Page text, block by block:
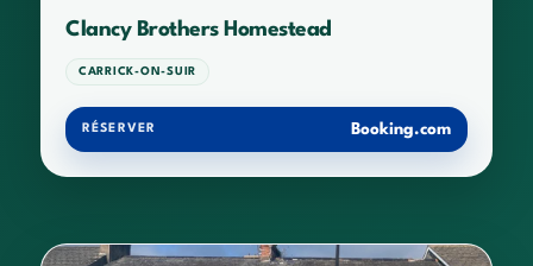
Clancy Brothers Homestead
CARRICK-ON-SUIR
RÉSERVER Booking.com